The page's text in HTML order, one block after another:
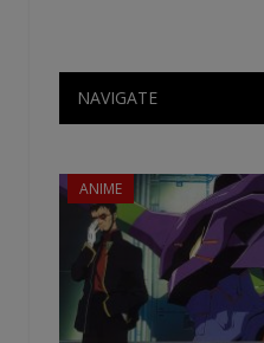
NAVIGATE
ANIME